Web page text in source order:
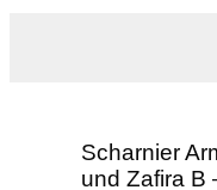
Scharnier
und Zafira B